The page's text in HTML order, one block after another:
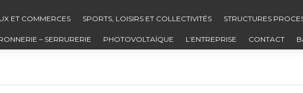
ET COMMERCES SPORTS, LOISIRS ET COLLECTIVITÉS STRUCTURES
– SERRURERIE PHOTOVOLTAÏQUE L’ENTREPRISE CONTACT